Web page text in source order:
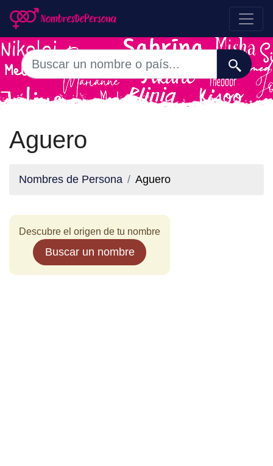
Aguero
Nombres de Persona Aguero
Descubre el origen de tu nombre
Buscar un nombre